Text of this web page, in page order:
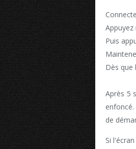
Puis
Dès que
Après 5
de
Si